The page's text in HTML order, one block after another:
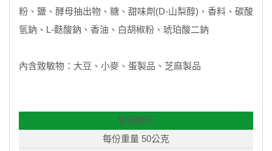
粉、鹽、酵母抽出物、糖、甜味劑(D-山梨醇)、香料、碳酸
氫鈉、L-麩酸鈉、香油、白胡椒粉、琥珀酸二鈉
內含致敏物：大豆、小麥、蛋製品、芝麻製品
營養標示
每份重量 50公克